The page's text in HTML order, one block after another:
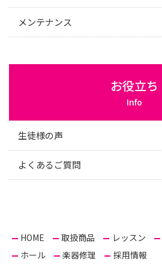
メンテナンス
お役立ち
Info
生徒様の声
よくあるご質問
HOME 取扱商品 レッスン
ホール
楽器修理 採用情報